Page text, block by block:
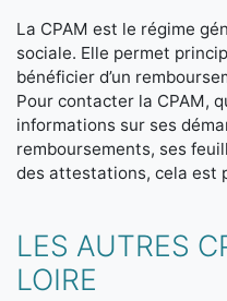
La CPAM est le régime
sociale. Elle permet
bénéficier d’un
Pour contacter la CPAM,
informations sur ses
remboursements, ses
des attestations, cela est
LES AUTRES
LOIRE